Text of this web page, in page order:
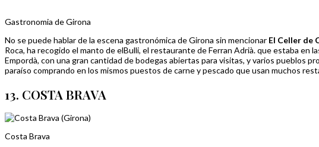
Gastronomia de Girona
No se puedehablar de la escena gastronómica de Girona sin mencionar El Celler de
Roca, ha recogido el manto de elBulli, el restaurante de Ferran Adrià. que estaba en
Empordà, con una gran cantidad de bodegas abiertas para visitas, y varios pueblos
paraíso comprando en los mismos puestos de carne y pescado que usan muchos
13. COSTA BRAVA
Costa Brava